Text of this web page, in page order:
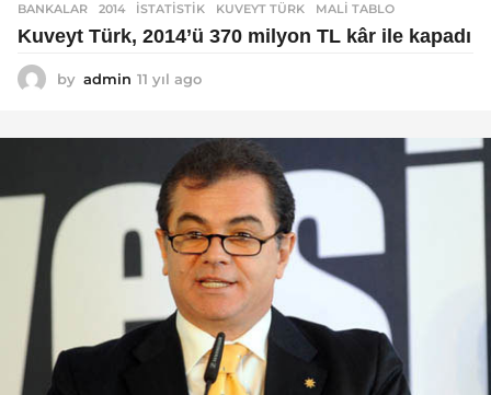
BANKALAR 2014 ,ISTATISTIK ,KUVEYT TÜRK ,MALI TABLO
Kuveyt Türk, 2014’ü 370 milyon TL kâr ile kapadı
by admin 11 yıl ago
ı
a
o